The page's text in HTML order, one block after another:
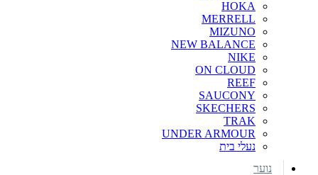
HOKA
MERRELL
MIZUNO
NEW BALANCE
NIKE
ON CLOUD
REEF
SAUCONY
SKECHERS
TRAK
UNDER ARMOUR
נעלי בית
נוער